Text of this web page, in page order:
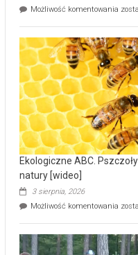
Możliwość komentowania
z
15,6
mln
na
Ekologiczne ABC.
natury [wideo]
3 sierpnia, 2026
Możliwość komentowania
–